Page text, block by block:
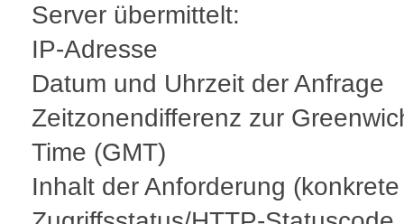
Server übermittelt:
IP-Adresse
Datum und Uhrzeit der Anfrage
Zeitzonendifferenz zur
Time (GMT)
Inhalt der Anforderung